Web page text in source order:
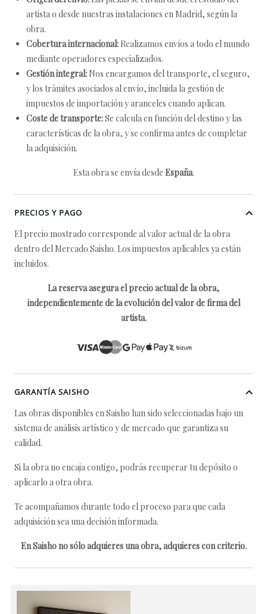
artista o desde nuestras instalaciones en Madrid, según la
obra.
Cobertura internacional: Realizamos envíos a todo el mundo
mediante operadores especializados.
Gestión integral: Nos encargamos del transporte, el seguro,
y los trámites asociados al envío, incluida la gestión de
impuestos de importación y aranceles cuando aplican.
Coste de transporte:Se calcula en función del destino y las
características de la obra, y se confirma antes de completar
la adquisición.
Esta obra se envía desde España.
PRECIOS Y PAGO
El precio mostrado corresponde al valor actual de la obra
dentro del Mercado Saisho. Los impuestos aplicables ya están
incluidos.
La reserva asegura el precio actual de la obra,
independientemente de la evolución del valor de firma del
artista.
GARANTÍA SAISHO
Las obras disponibles en Saisho han sido seleccionadas bajo un
sistema de análisis artístico y de mercado que garantiza su
calidad.
Si la obra no encaja contigo, podrás recuperar tu depósito o
aplicarlo a otra obra.
Te acompañamos durante todo el proceso para que cada
adquisición sea una decisión informada.
En Saisho no sólo adquieres una obra, adquieres con criterio.